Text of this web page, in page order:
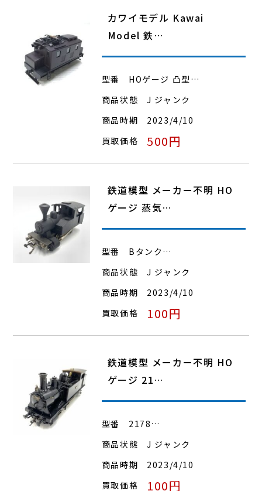
カワイモデル Kawai
Model 鉄…
型番
HOゲージ 凸型…
商品状態
J ジャンク
商品時期
2023/4/10
買取価格
500円
鉄道模型 メーカー不明 HO
ゲージ 蒸気…
型番
Bタンク…
商品状態
J ジャンク
商品時期
2023/4/10
買取価格
100円
鉄道模型 メーカー不明 HO
ゲージ 21…
型番
2178…
商品状態
J ジャンク
商品時期
2023/4/10
買取価格
100円